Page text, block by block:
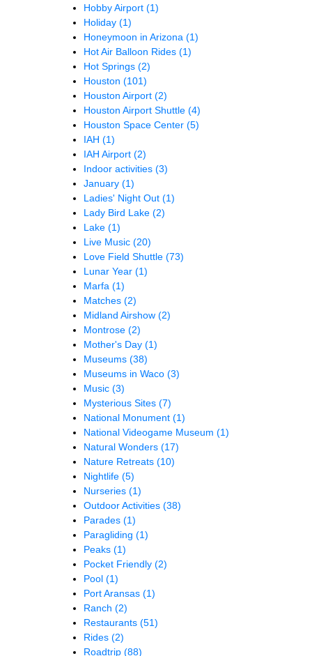
Hobby Airport (1)
Holiday (1)
Honeymoon in Arizona (1)
Hot Air Balloon Rides (1)
Hot Springs (2)
Houston (101)
Houston Airport (2)
Houston Airport Shuttle (4)
Houston Space Center (5)
IAH (1)
IAH Airport (2)
Indoor activities (3)
January (1)
Ladies' Night Out (1)
Lady Bird Lake (2)
Lake (1)
Live Music (20)
Love Field Shuttle (73)
Lunar Year (1)
Marfa (1)
Matches (2)
Midland Airshow (2)
Montrose (2)
Mother's Day (1)
Museums (38)
Museums in Waco (3)
Music (3)
Mysterious Sites (7)
National Monument (1)
National Videogame Museum (1)
Natural Wonders (17)
Nature Retreats (10)
Nightlife (5)
Nurseries (1)
Outdoor Activities (38)
Parades (1)
Paragliding (1)
Peaks (1)
Pocket Friendly (2)
Pool (1)
Port Aransas (1)
Ranch (2)
Restaurants (51)
Rides (2)
Roadtrip (88)